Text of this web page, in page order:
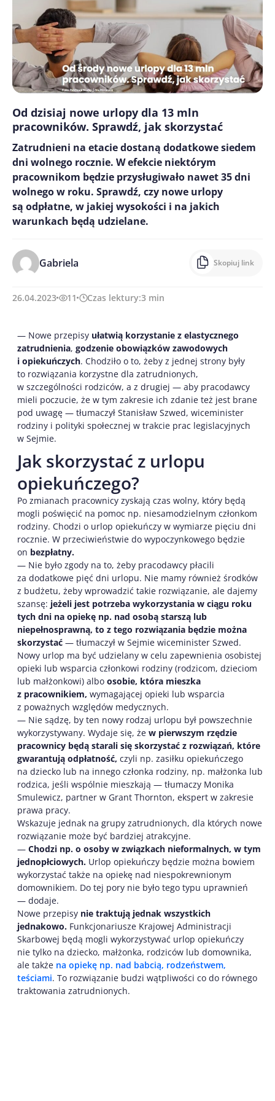
Od dzisiaj nowe urlopy dla 13 mln
pracowników. Sprawdź, jak skorzystać
Zatrudnieni na etacie dostaną dodatkowe siedem
dni wolnego rocznie. W efekcie niektórym
pracownikom będzie przysługiwało nawet 35 dni
wolnego w roku. Sprawdź, czy nowe urlopy
są odpłatne, w jakiej wysokości i na jakich
warunkach będą udzielane.
Gabriela Skopiuj link
26.04.2023 11 Czas lektury:3 min
— Nowe przepisy ułatwią korzystanie z elastycznego
zatrudnienia, godzenie obowiązków zawodowych
i opiekuńczych. Chodziło o to, żeby z jednej strony były
to rozwiązania korzystne dla zatrudnionych,
w szczególności rodziców, a z drugiej — aby pracodawcy
mieli poczucie, że w tym zakresie ich zdanie też jest brane
pod uwagę — tłumaczył Stanisław Szwed, wiceminister
rodziny i polityki społecznej w trakcie prac legislacyjnych
w Sejmie.
Jak skorzystać z urlopu
opiekuńczego?
Po zmianach pracownicy zyskają czas wolny, który będą
mogli poświęcić na pomoc np. niesamodzielnym członkom
rodziny. Chodzi o urlop opiekuńczy w wymiarze pięciu dni
rocznie. W przeciwieństwie do wypoczynkowego będzie
on bezpłatny.
— Nie było zgody na to, żeby pracodawcy płacili
za dodatkowe pięć dni urlopu. Nie mamy również środków
z budżetu, żeby wprowadzić takie rozwiązanie, ale dajemy
szansę: jeżeli jest potrzeba wykorzystania w ciągu roku
tych dni na opiekę np. nad osobą starszą lub
niepełnosprawną, to z tego rozwiązania będzie można
skorzystać — tłumaczył w Sejmie wiceminister Szwed.
Nowy urlop ma być udzielany w celu zapewnienia osobistej
opieki lub wsparcia członkowi rodziny (rodzicom, dzieciom
lub małżonkowi) albo osobie, która mieszka
z pracownikiem, wymagającej opieki lub wsparcia
z poważnych względów medycznych.
— Nie sądzę, by ten nowy rodzaj urlopu był powszechnie
wykorzystywany. Wydaje się, że w pierwszym rzędzie
pracownicy będą starali się skorzystać z rozwiązań, które
gwarantują odpłatność, czyli np. zasiłku opiekuńczego
na dziecko lub na innego członka rodziny, np. małżonka lub
rodzica, jeśli wspólnie mieszkają — tłumaczy Monika
Smulewicz, partner w Grant Thornton, ekspert w zakresie
prawa pracy.
Wskazuje jednak na grupy zatrudnionych, dla których nowe
rozwiązanie może być bardziej atrakcyjne.
— Chodzi np. o osoby w związkach nieformalnych, w tym
jednopłciowych. Urlop opiekuńczy będzie można bowiem
wykorzystać także na opiekę nad niespokrewnionym
domownikiem. Do tej pory nie było tego typu uprawnień
— dodaje.
Nowe przepisy nie traktują jednak wszystkich
jednakowo. Funkcjonariusze Krajowej Administracji
Skarbowej będą mogli wykorzystywać urlop opiekuńczy
nie tylko na dziecko, małżonka, rodziców lub domownika,
ale także na opiekę np. nad babcią, rodzeństwem,
teściami. To rozwiązanie budzi wątpliwości co do równego
traktowania zatrudnionych.